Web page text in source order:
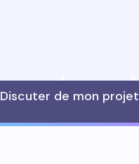
Discuter de mon projet